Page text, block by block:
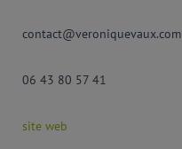
contact@veroniquevaux.com
06 43 80 57 41
site web